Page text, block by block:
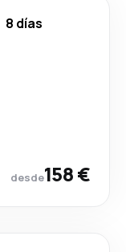
8 días
desde158 €